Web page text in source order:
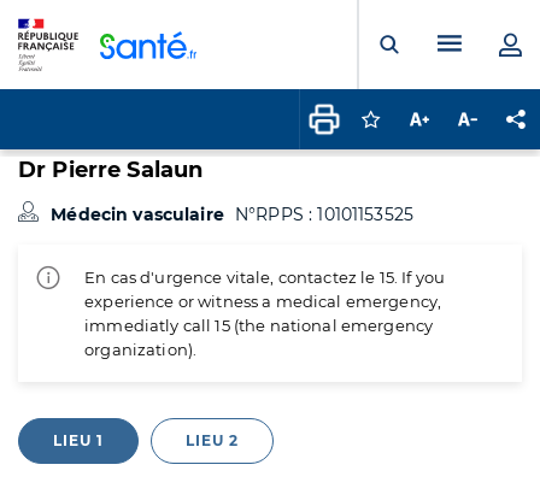
Ouvrir laMenu
Connectez-vous
Augmenter la
Dr Pierre Salaun
Médecin vasculaire N°RPPS : 10101153525
En cas d'urgence vitale, contactez le 15. If you
experience or witness a medical emergency,
immediatly call 15 (the national emergency
organization).
LIEU 1 LIEU 2